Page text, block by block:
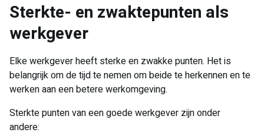
Sterkte- en zwaktepunten als
werkgever
Elke werkgever heeft sterke en zwakke punten. Het is
belangrijk om de tijd te nemen om beide te herkennen en te
werken aan een betere werkomgeving.
Sterkte punten van een goede werkgever zijn onder
andere: